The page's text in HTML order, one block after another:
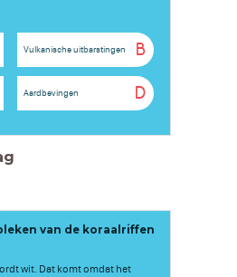
B
Vulkanische uitbarstingen
D
Aardbevingen
van de koraalriffen
wit. Dat komt omdat het